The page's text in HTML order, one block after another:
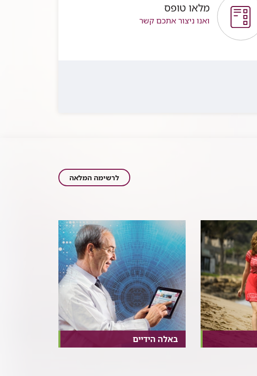
מלאו טופס
ואנו ניצור אתכם קשר
כתבות
בתחום
לרשימה המלאה
באלה הידיים